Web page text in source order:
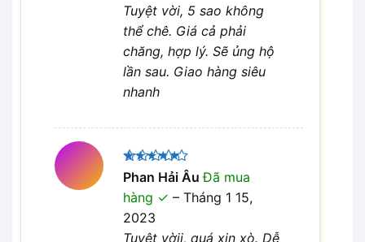
Tuyệt vời, 5 sao không
thể chê. Giá cả phải
chăng, hợp lý. Sẽ ủng hộ
lần sau. Giao hàng siêu
nhanh
Được xếp
hạng
5
5
sao
Phan Hải ÂuĐã mua
hàng
– Tháng 1 15,
2023
Tuyệt vờii, quá xịn xò. Dễ